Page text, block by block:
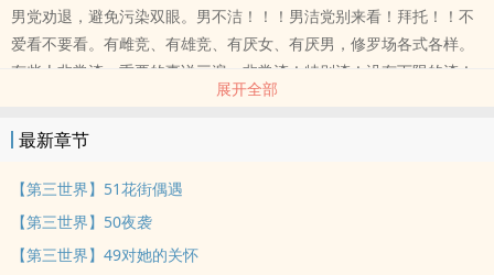
男党劝退，避免污染双眼。男不洁！！！男洁党别来看！拜托！！不
爱看不要看。有雌竞、有雄竞、有厌女、有厌男，修罗场各式各样。
有些人非常渣，重要的事说三遍：非常渣！特别渣！没有下限的渣！
不想看渣男的请别骂我，不爱看渣男不要骂我拜托！我不想被骂。作
者在垃圾堆里捡男人，受不了的请不要看。主剧情，肉为辅，比例9：
1，基本没什么肉，想看肉就别期待了。文案：时玥颖跟0000系统号
意外绑定一起。据说在时空管理局没有时玥颖解决不了的任务，号称
原主的夙愿。
_____________________________________________________________第一世
展开全部
最新章节
【第三世界】51花街偶遇
【第三世界】50夜袭
【第三世界】49对她的关怀